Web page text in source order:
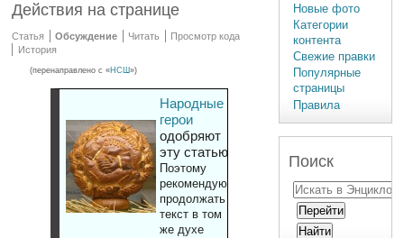
Действия на странице
Статья Обсуждение Читать
Просмотр кода
История
(перенаправлено с «НСШ»)
Народные
герои
одобряют
эту статью
Поэтому
рекомендуют
продолжать
текст в том
же духе
Новые фото
Категории
контента
Свежие правки
Популярные
страницы
Правила
Поиск